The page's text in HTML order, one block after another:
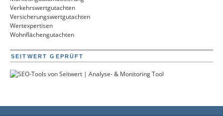
Verkehrswertgutachten
Versicherungswertgutachten
Wertexpertisen
Wohnflächengutachten
SEITWERT GEPRÜFT